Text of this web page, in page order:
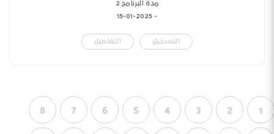
مدة البرنامج 2
-
15-01-2025
التسجيل التفاصيل
1
2
3
4
5
6
7
8